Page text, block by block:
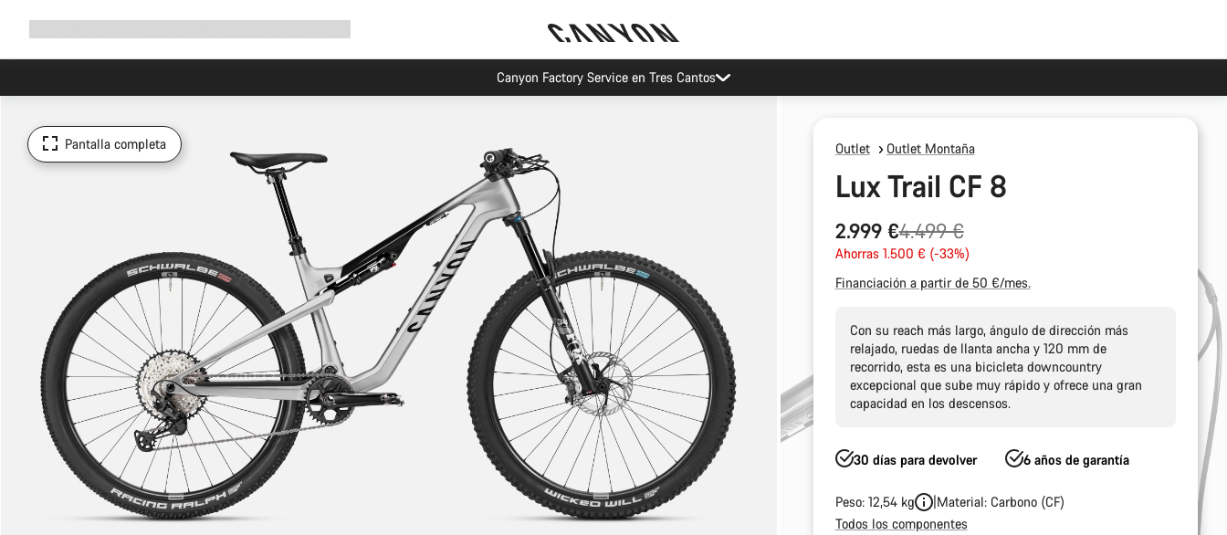
Canyon Factory Service en Tres Cantos
Pantalla completa Outlet Outlet Montaña
Lux Trail CF 8
2.999 €
Precio
original
4.499 €
Ahorras 1.500 € (-33%)
Financiación a partir de 50 €/mes.
Con su reach más largo, ángulo de dirección más
relajado, ruedas de llanta ancha y 120 mm de
recorrido, esta es una bicicleta downcountry
excepcional que sube muy rápido y ofrece una gran
capacidad en los descensos.
30 días para devolver 6 años de garantía
Peso: 12,54 kg
Material: Carbono (CF)
Todos los componentes